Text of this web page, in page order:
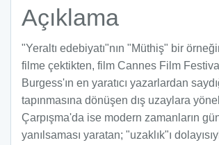
Açıklama
"Yeraltı edebiyatı"nın "Müthiş" bir
filme çektikten, film Cannes Film
Burgess'ın en yaratıcı yazarlardan
tapınmasına dönüşen dış uzaylara
Çarpışma'da ise modern zamanların
yanılsaması yaratan; "uzaklık"ı